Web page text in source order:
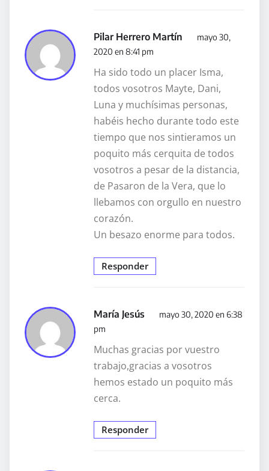
Pilar Herrero Martín
mayo 30,
2020 en 8:41 pm
Ha sido todo un placer Isma,
todos vosotros Mayte, Dani,
Luna y muchísimas personas,
habéis hecho durante todo este
tiempo que nos sintieramos un
poquito más cerquita de todos
vosotros a pesar de la distancia,
de Pasaron de la Vera, que lo
llebamos con orgullo en nuestro
corazón.
Un besazo enorme para todos.
Responder
María Jesús
mayo 30, 2020 en 6:38
pm
Muchas gracias por vuestro
trabajo,gracias a vosotros
hemos estado un poquito más
cerca.
Responder